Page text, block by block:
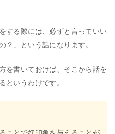
する際には、必ずと言っていい
？」という話になります。
を書いておけば、そこから話を
というわけです。